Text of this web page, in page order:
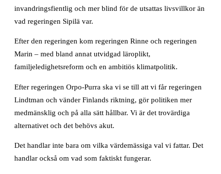
invandringsfientlig och mer blind för de utsattas livsvillkor än
vad regeringen Sipilä var.
Efter den regeringen kom regeringen Rinne och regeringen
Marin – med bland annat utvidgad läroplikt,
familjeledighetsreform och en ambitiös klimatpolitik.
Efter regeringen Orpo-Purra ska vi se till att vi får regeringen
Lindtman och vänder Finlands riktning, gör politiken mer
medmänsklig och på alla sätt hållbar. Vi är det trovärdiga
alternativet och det behövs akut.
Det handlar inte bara om vilka värdemässiga val vi fattar. Det
handlar också om vad som faktiskt fungerar.